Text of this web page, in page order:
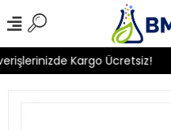
Kargo Ücretsiz!